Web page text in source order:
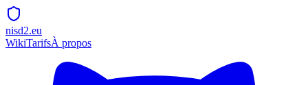
nisd2.eu
WikiTarifsÀ propos